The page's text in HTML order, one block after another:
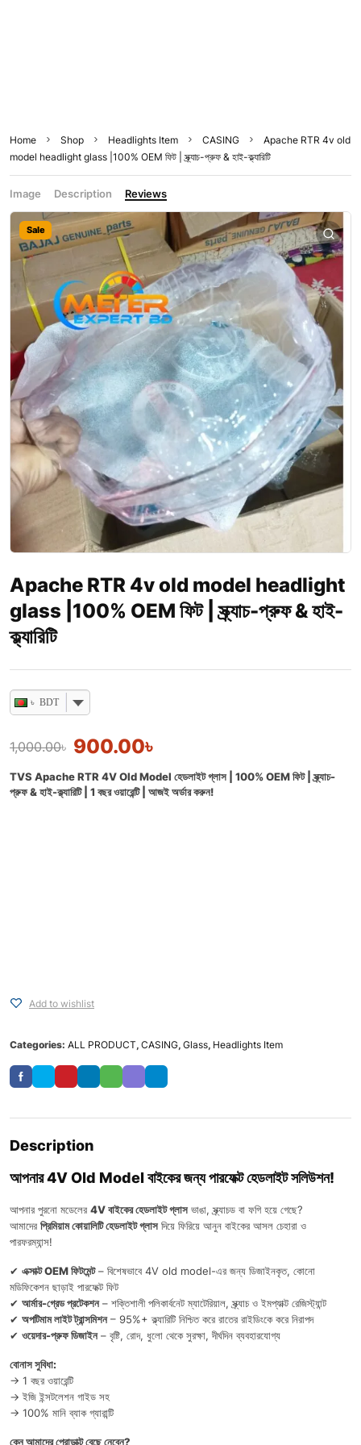
Home Shop Headlights Item CASING
Apache RTR 4v old
model headlight glass |100% OEM ফিট | স্ক্র্যাচ-প্রুফ & হাই-ক্ল্যারিটি
Image Description Reviews
Sale
Apache RTR 4v old model headlight
glass |100% OEM ফিট | স্ক্র্যাচ-প্রুফ & হাই-
ক্ল্যারিটি
৳ BDT
1,000.00৳ 900.00৳
TVS Apache RTR 4V Old Model হেডলাইট গ্লাস | 100% OEM ফিট | স্ক্র্যাচ-
প্রুফ & হাই-ক্ল্যারিটি | 1 বছর ওয়ারেন্টি | আজই অর্ডার করুন!
Add to wishlist
Categories: ALL PRODUCT, CASING, Glass, Headlights Item
Description
আপনার 4V Old Model বাইকের জন্য পারফেক্ট হেডলাইট সলিউশন!
আপনার পুরনো মডেলের 4V বাইকের হেডলাইট গ্লাস ভাঙা, স্ক্র্যাচড বা ফগি হয়ে গেছে?
আমাদের প্রিমিয়াম কোয়ালিটি হেডলাইট গ্লাস দিয়ে ফিরিয়ে আনুন বাইকের আসল চেহারা ও
পারফরম্যান্স!
✔ এক্সাক্ট OEM ফিটমেন্ট– বিশেষভাবে 4V old model-এর জন্য ডিজাইনকৃত, কোনো
মডিফিকেশন ছাড়াই পারফেক্ট ফিট
✔ আর্মার-গ্রেড প্রটেকশন– শক্তিশালী পলিকার্বনেট ম্যাটেরিয়াল, স্ক্র্যাচ ও ইমপ্যাক্ট রেজিস্ট্যান্ট
✔ অপটিমাম লাইট ট্রান্সমিশন– 95%+ ক্ল্যারিটি নিশ্চিত করে রাতের রাইডিংকে করে নিরাপদ
✔ ওয়েদার-প্রুফ ডিজাইন– বৃষ্টি, রোদ, ধুলো থেকে সুরক্ষা, দীর্ঘদিন ব্যবহারযোগ্য
বোনাস সুবিধা:
→ 1 বছর ওয়ারেন্টি
→ ইজি ইন্সটলেশন গাইড সহ
→ 100% মানি ব্যাক গ্যারান্টি
কেন আমাদের প্রোডাক্ট বেছে নেবেন?